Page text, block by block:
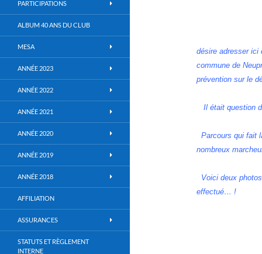
désire adresser ici
commune de
prévention sur le
Il était question
Parcours qui fait
nombreux
Voici deux
effectué… !
PARTICIPATIONS
ALBUM 40 ANS DU CLUB
MESA
ANNÉE 2023
ANNÉE 2022
ANNÉE 2021
ANNÉE 2020
ANNÉE 2019
ANNÉE 2018
AFFILIATION
ASSURANCES
STATUTS ET RÈGLEMENT
INTERNE